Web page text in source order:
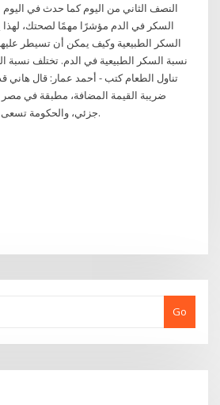
النصف الثاني من اليوم كما حدث في اليوم
السكر في الدم مؤشرًا مهمًا لصحتك،
السكر الطبيعية وكيف يمكن أن تسيطر
نسبة السكر الطبيعية في الدم. تختلف نسبة
تناول الطعام كتب - أحمد عمار: قال هاني
جزئي، والحكومة تسعى حاليًا لتطبيقها بشكل كامل.
Go